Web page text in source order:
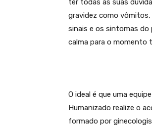
ter todas as suas
gravidez como
sinais e os sintomas do
calma para o momento
O ideal é que uma
Humanizado realize o
formado por